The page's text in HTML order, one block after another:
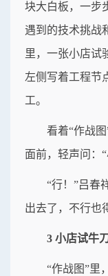
块大白板，一步
遇到的技术挑战
里，一张小店试
左侧写着工程节
工。
看着“作战
面前，轻声问：
“行！”吕春
出去了，不行也
3 小店试牛
“作战图”里